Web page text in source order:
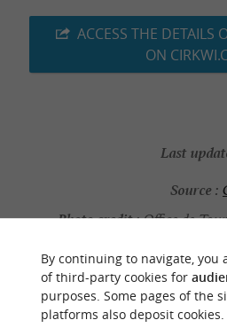
ACCESS THE DETAILS
ON
Last
Source :
Photo credit :Office de
By continuing to navigate, you
of third-party cookies for
purposes. Some pages of the
platforms also deposit cookies.